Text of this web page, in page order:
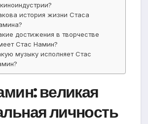
история жизни Стаса
достижения в творчестве
Стас Намин?
музыку исполняет Стас
великая
личность